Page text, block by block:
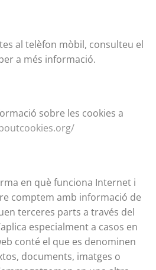
al telèfon mòbil, consulteu el
a més informació.
sobre les cookies a
en què funciona Internet i
comptem amb informació de
terceres parts a través del
especialment a casos en
conté el que es denominen
documents, imatges o